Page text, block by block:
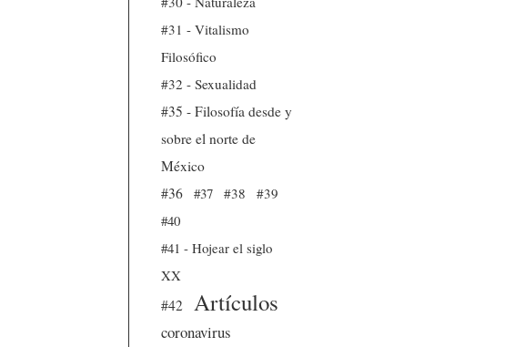
#31 - Vitalismo
Filosófico
#32 - Sexualidad
#35 - Filosofía desde y
sobre el norte de
México
#36
#37 #38
#39
#40
#41 - Hojear el siglo
XX
#42
Artículos
coronavirus